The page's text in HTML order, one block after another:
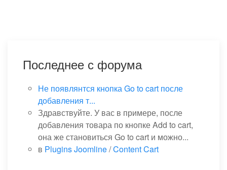
Последнее с форума
Не появлянтся кнопка Go to cart после
добавления т...
Здравствуйте. У вас в примере, после
добавления товара по кнопке Add to cart,
она же становиться Go to cart и можно...
в Plugins Joomline/Content Cart